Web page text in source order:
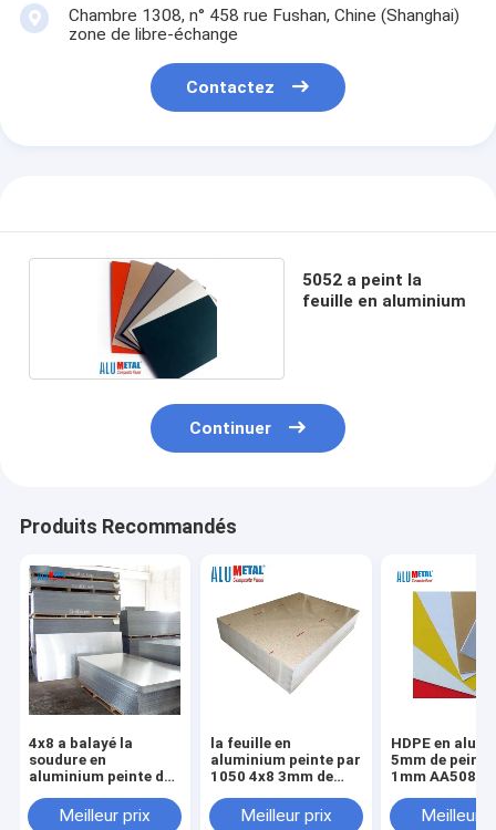
Chambre 1308, n° 458 rue Fushan, Chine (Shanghai)
zone de libre-échange
Contactez
5052 a peint la
feuille en aluminium
Continuer
Produits Recommandés
4x8 a balayé la
soudure en
aluminium peinte de
DecoilingMeilleur prix
la feuille en
aluminium peinte par
1050 4x8 3mm de
en aluminium de plat
de feuille
Meilleur prix
HDPE en
5mm de
1mm AA5086
Meilleur